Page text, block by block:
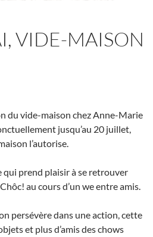
VIDE-MAISON
du vide-maison chez Anne-Marie
jusqu’au 20 juillet,
l’autorise.
qui prend plaisir à se retrouver
au cours d’un we entre amis.
persévère dans une action, cette
et plus d’amis des chows